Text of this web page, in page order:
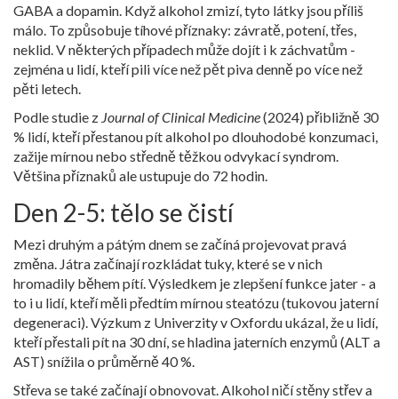
GABA a dopamin. Když alkohol zmizí, tyto látky jsou příliš
málo. To způsobuje tíhové příznaky: závratě, potení, třes,
neklid. V některých případech může dojít i k záchvatům -
zejména u lidí, kteří pili více než pět piva denně po více než
pěti letech.
Podle studie z Journal of Clinical Medicine(2024) přibližně 30
% lidí, kteří přestanou pít alkohol po dlouhodobé konzumaci,
zažije mírnou nebo středně těžkou odvykací syndrom.
Většina příznaků ale ustupuje do 72 hodin.
Den 2-5: tělo se čistí
Mezi druhým a pátým dnem se začíná projevovat pravá
změna. Játra začínají rozkládat tuky, které se v nich
hromadily během pítí. Výsledkem je zlepšení funkce jater - a
to i u lidí, kteří měli předtím mírnou steatózu (tukovou jaterní
degeneraci). Výzkum z Univerzity v Oxfordu ukázal, že u lidí,
kteří přestali pít na 30 dní, se hladina jaterních enzymů (ALT a
AST) snížila o průměrně 40 %.
Střeva se také začínají obnovovat. Alkohol ničí stěny střev a